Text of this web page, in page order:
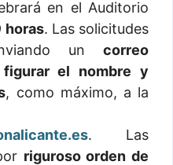
en el Auditorio
horas. Las solicitudes
un correo
el nombre y
, como máximo, a la
. Las
riguroso orden de